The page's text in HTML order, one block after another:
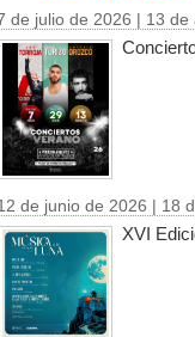
de julio de 2026 | 13 de
de junio de 2026 | 18
XVI